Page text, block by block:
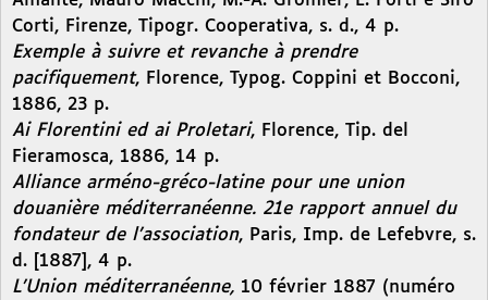
Corti, Firenze, Tipogr. Cooperativa, s. d., 4 p.
Exemple à suivre et revanche à prendre
pacifiquement, Florence, Typog. Coppini et Bocconi,
1886, 23 p.
Ai Florentini ed ai Proletari, Florence, Tip. del
Fieramosca, 1886, 14 p.
Alliance arméno-gréco-latine pour une union
douanière méditerranéenne. 21e rapport annuel du
fondateur de l’association, Paris, Imp. de Lefebvre, s.
d. [1887], 4 p.
L’Union méditerranéenne, 10 février 1887 (numéro